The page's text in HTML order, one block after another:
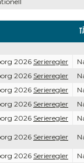
2026 Serieregler
2026 Serieregler
2026 Serieregler
2026 Serieregler
2026 Serieregler
2026 Serieregler
2026 Serieregler